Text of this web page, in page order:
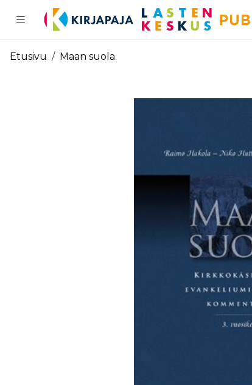
Etusivu Maan suola